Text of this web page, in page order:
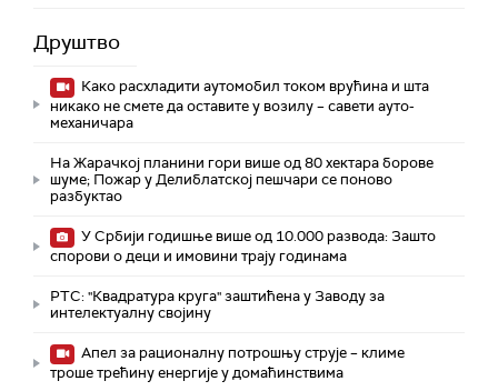
Друштво
Како расхладити аутомобил током врућина и шта
никако не смете да оставите у возилу – савети ауто-
механичара
На Жарачкој планини гори више од 80 хектара борове
шуме; Пожар у Делиблатској пешчари се поново
разбуктао
У Србији годишње више од 10.000 развода: Зашто
спорови о деци и имовини трају годинама
РТС: "Квадратура круга" заштићена у Заводу за
интелектуалну својину
Апел за рационалну потрошњу струје – климе
троше трећину енергије у домаћинствима